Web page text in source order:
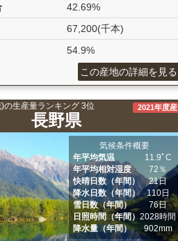
42.69%
67,200(千本)
54.9%
この産地の詳細を見る
の生産量ランキング 3位
長野県
2021年度産
気候条件概要
年平均気温
11.9ﾟC
年平均相対湿度
72％
快晴日数（年間）
21日
降水日数（年間）
110日
雪日数（年間）
76日
日照時間（年間）2028時間
降水量（年間）
902mm